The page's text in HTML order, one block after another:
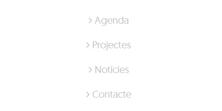
Agenda
Projectes
Notícies
Contacte